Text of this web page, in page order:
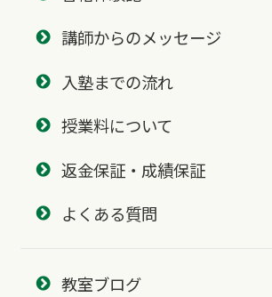
講師からのメッセージ
入塾までの流れ
授業料について
返金保証・成績保証
よくある質問
教室ブログ